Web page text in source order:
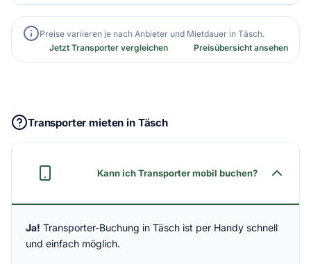
Preise variieren je nach Anbieter und Mietdauer in Täsch.
Jetzt Transporter vergleichen
Preisübersicht ansehen
Transporter mieten in Täsch
Kann ich Transporter mobil buchen?
Ja! Transporter-Buchung in Täsch ist per Handy schnell
und einfach möglich.